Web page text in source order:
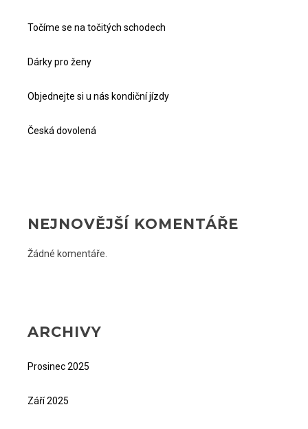
Točíme se na točitých schodech
Dárky pro ženy
Objednejte si u nás kondiční jízdy
Česká dovolená
NEJNOVĚJŠÍ KOMENTÁŘE
Žádné komentáře.
ARCHIVY
Prosinec 2025
Září 2025